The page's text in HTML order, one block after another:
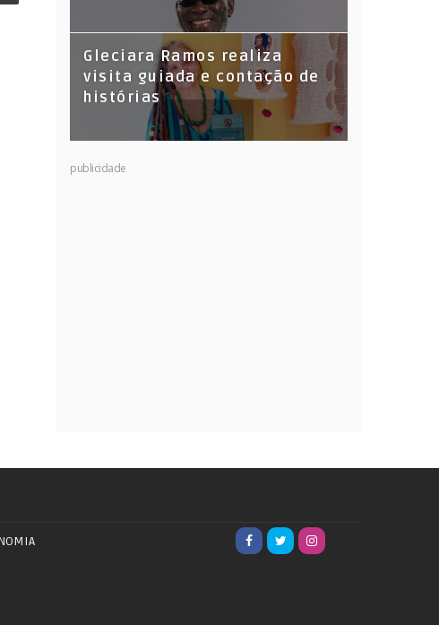
Gleciara Ramos realiza
visita guiada e contação de
histórias
publicidade